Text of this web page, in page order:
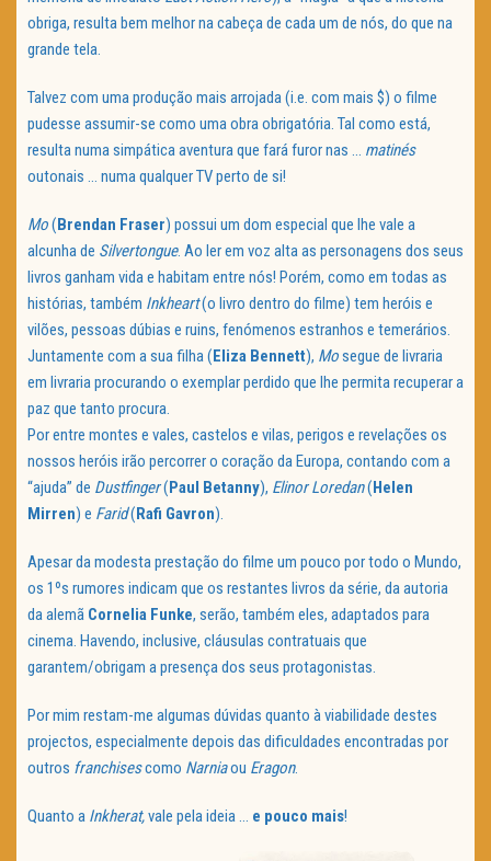
obriga, resulta bem melhor na cabeça de cada um de nós, do que na
grande tela.
Talvez com uma produção mais arrojada (i.e. com mais $) o filme
pudesse assumir-se como uma obra obrigatória. Tal como está,
resulta numa simpática aventura que fará furor nas … matinés
outonais … numa qualquer TV perto de si!
Mo(Brendan Fraser) possui um dom especial que lhe vale a
alcunha de Silvertongue. Ao ler em voz alta as personagens dos seus
livros ganham vida e habitam entre nós! Porém, como em todas as
histórias, também Inkheart(o livro dentro do filme) tem heróis e
vilões, pessoas dúbias e ruins, fenómenos estranhos e temerários.
Juntamente com a sua filha (Eliza Bennett), Mosegue de livraria
em livraria procurando o exemplar perdido que lhe permita recuperar a
paz que tanto procura.
Por entre montes e vales, castelos e vilas, perigos e revelações os
nossos heróis irão percorrer o coração da Europa, contando com a
“ajuda” de Dustfinger(Paul Betanny), Elinor Loredan(Helen
Mirren) e Farid(Rafi Gavron).
Apesar da modesta prestação do filme um pouco por todo o Mundo,
os 1ºs rumores indicam que os restantes livros da série, da autoria
da alemã Cornelia Funke, serão, também eles, adaptados para
cinema. Havendo, inclusive, cláusulas contratuais que
garantem/obrigam a presença dos seus protagonistas.
Por mim restam-me algumas dúvidas quanto à viabilidade destes
projectos, especialmente depois das dificuldades encontradas por
outros franchisescomo Narniaou Eragon.
Quanto a Inkherat,vale pela ideia … e pouco mais!